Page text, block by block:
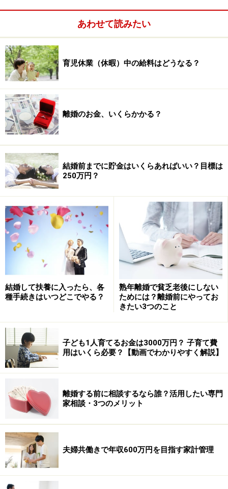
律で定められています。
また、育児休業は2回まで分割して取得することが可能
です。
独自に、さらに育休を取れる制度を設けている会社もあ
り、中には、3歳まで育休が取得できるところもありま
す。
育児休業中の給料は？
記事「産休のときの給料はどうなる？
」 でご紹介しまし
たが、産前（予定日より6週間。多胎妊娠の場合は14週
間）、産後（分娩日の翌日より8週間）の休業である産
休の時は、ほとんどの会社で給料は支給されませんでし
た。
育休中もほとんどの会社では、給料が支払われることは
ありません。
社会保険料の負担なし
産前産後休業の間は、健康保険と厚生年金保険料の負担
もありませんでした。育児休業中も引き続き、これらの
社会保険料を支払わなくてもいいことになります。
ば、安心して育休がとれますね。もちろん、健康保険も
厚生年金も被保険者のままです。保険証も使えますし、
厚生年金にも加入している期間となります。
住民税は支払うことに
あわせて読みたい
育児休業（休暇）中の給料はどうなる？
離婚のお金、いくらかかる？
結婚前までに貯金はいくらあればいい？目標は
250万円？
結婚して扶養に入ったら、各
種手続きはいつどこでやる？
熟年離婚で貧乏老後にしない
ためには？離婚前にやってお
きたい3つのこと
子ども1人育てるお金は3000万円？ 子育て費
用はいくら必要？【動画でわかりやすく解説】
離婚する前に相談するなら誰？活用したい専門
家相談・3つのメリット
夫婦共働きで年収600万円を目指す家計管理